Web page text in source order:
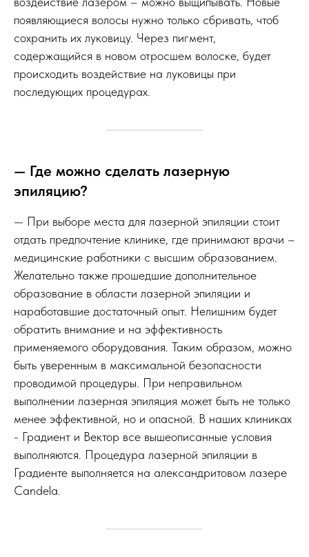
появляющиеся волосы нужно только сбривать, чтоб
сохранить их луковицу. Через пигмент,
содержащийся в новом отросшем волоске, будет
происходить воздействие на луковицы при
последующих процедурах.
— Где можно сделать лазерную
эпиляцию?
— При выборе места для лазерной эпиляции стоит
отдать предпочтение клинике, где принимают врачи –
медицинские работники с высшим образованием.
Желательно также прошедшие дополнительное
образование в области лазерной эпиляции и
наработавшие достаточный опыт. Нелишним будет
обратить внимание и на эффективность
применяемого оборудования. Таким образом, можно
быть уверенным в максимальной безопасности
проводимой процедуры. При неправильном
выполнении лазерная эпиляция может быть не только
менее эффективной, но и опасной. В наших клиниках
- Градиент и Вектор все вышеописанные условия
выполняются. Процедура лазерной эпиляции в
Градиенте выполняется на александритовом лазере
Candela.